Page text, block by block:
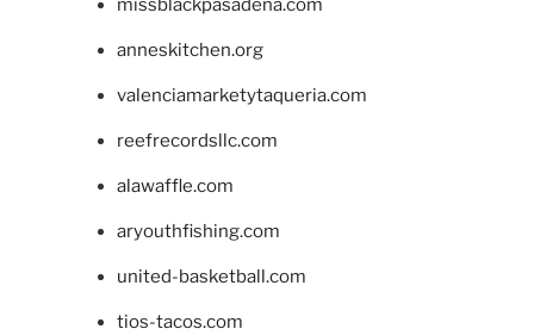
missblackpasadena.com
anneskitchen.org
valenciamarketytaqueria.com
reefrecordsllc.com
alawaffle.com
aryouthfishing.com
united-basketball.com
tios-tacos.com